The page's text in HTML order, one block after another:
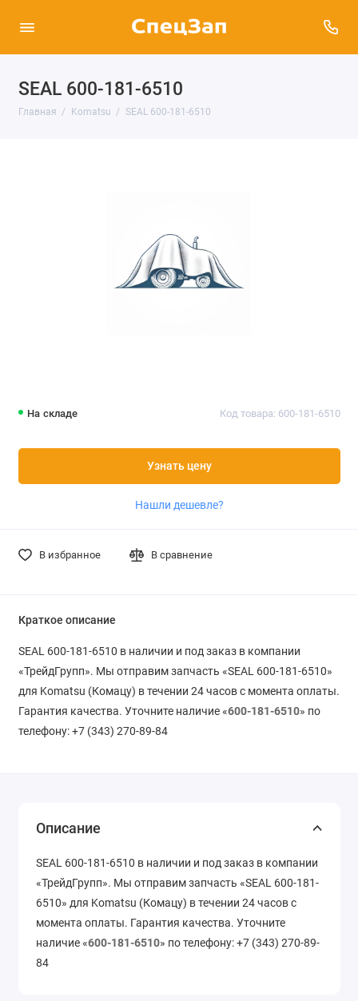
SEAL 600-181-6510
Главная Komatsu SEAL 600-181-6510
На складе Код товара: 600-181-6510
Узнать цену
Нашли дешевле?
В избранное В сравнение
Краткое описание
SEAL 600-181-6510 в наличии и под заказ в компании
«ТрейдГрупп». Мы отправим запчасть «SEAL 600-181-6510»
для Komatsu (Комацу) в течении 24 часов с момента оплаты.
Гарантия качества. Уточните наличие «600-181-6510» по
телефону: +7 (343) 270-89-84
Описание
SEAL 600-181-6510 в наличии и под заказ в компании
«ТрейдГрупп». Мы отправим запчасть «SEAL 600-181-
6510» для Komatsu (Комацу) в течении 24 часов с
момента оплаты. Гарантия качества. Уточните
наличие «600-181-6510» по телефону: +7 (343) 270-89-
84